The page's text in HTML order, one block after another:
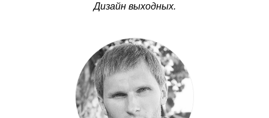
Дизайн выходных.